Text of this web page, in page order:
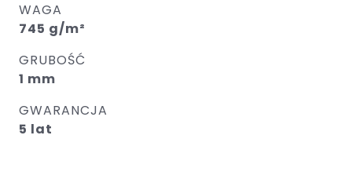
WAGA
745 g/m²
GRUBOŚĆ
1 mm
GWARANCJA
5 lat